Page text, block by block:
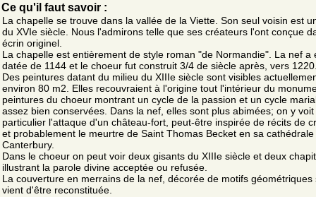
Ce qu'il faut savoir :
La chapelle se trouve dans la vallée de la Viette. Son seul voisin est
du XVIe siècle. Nous l'admirons telle que ses créateurs l'ont conçue
écrin originel.
La chapelle est entièrement de style roman "de Normandie". La nef a
datée de 1144 et le choeur fut construit 3/4 de siècle après, vers
Des peintures datant du milieu du XIIIe siècle sont visibles
environ 80 m2. Elles recouvraient à l'origine tout l'intérieur du
peintures du choeur montrant un cycle de la passion et un cycle
assez bien conservées. Dans la nef, elles sont plus abimées; on y voit
particulier l'attaque d'un château-fort, peut-être inspirée de récits de
et probablement le meurtre de Saint Thomas Becket en sa cathédrale
Canterbury.
Dans le choeur on peut voir deux gisants du XIIIe siècle et deux
illustrant la parole divine acceptée ou refusée.
La couverture en merrains de la nef, décorée de motifs géométriques
vient d'être reconstituée.